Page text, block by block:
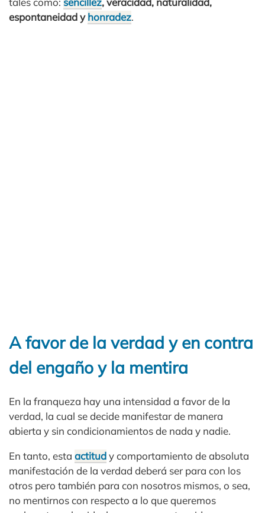
espontaneidad yhonradez.
A favor de la verdad y en contra
del engaño y la mentira
En la franqueza hay una intensidad a favor de la
verdad, la cual se decide manifestar de manera
abierta y sin condicionamientos de nada y nadie.
En tanto, esta actitudy comportamiento de absoluta
manifestación de la verdad deberá ser para con los
otros pero también para con nosotros mismos, o sea,
no mentirnos con respecto a lo que queremos